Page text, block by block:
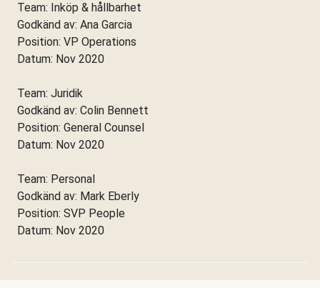
Team: Inköp & hållbarhet
Godkänd av: Ana Garcia
Position: VP Operations
Datum: Nov 2020
Team: Juridik
Godkänd av: Colin Bennett
Position: General Counsel
Datum: Nov 2020
Team: Personal
Godkänd av: Mark Eberly
Position: SVP People
Datum: Nov 2020